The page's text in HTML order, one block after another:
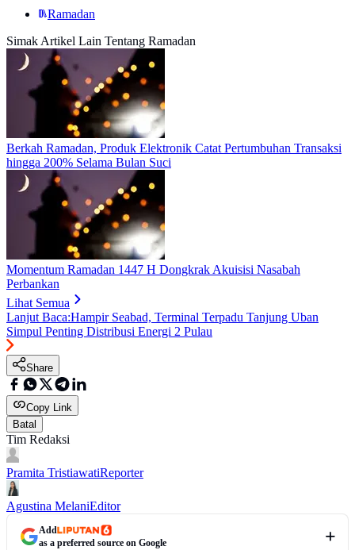
Ramadan
Simak Artikel Lain Tentang Ramadan
Berkah Ramadan, Produk Elektronik Catat Pertumbuhan Transaksi
hingga 200% Selama Bulan Suci
Momentum Ramadan 1447 H Dongkrak Akuisisi Nasabah
Perbankan
Lihat Semua
Lanjut Baca:Hampir Seabad, Terminal Terpadu Tanjung Uban
Simpul Penting Distribusi Energi 2 Pulau
Share
Copy Link
Batal
Tim Redaksi
Pramita TristiawatiReporter
Agustina MelaniEditor
Add
as a preferred source on Google